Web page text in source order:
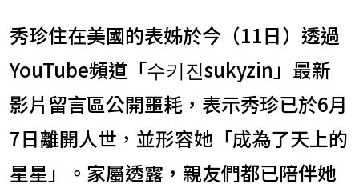
秀珍住在美國的表姊於今（11日）透過
YouTube頻道「수키진sukyzin」最新
影片留言區公開噩耗，表示秀珍已於6月
7日離開人世，並形容她「成為了天上的
星星」。家屬透露，親友們都已陪伴她